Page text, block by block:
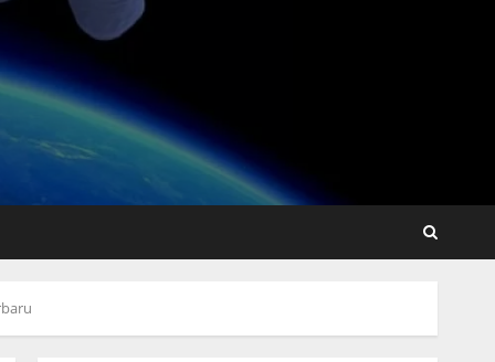
藤原竜也がAIで組織の改善
点を見抜く！ SKYSEA Client
View 新テレビCM公開！
新オプション！ AIが組織の
グ動画公開 「もしAIが自分
年の夏はカブトムシを捕ま
「QueryPie AIP」を提供開